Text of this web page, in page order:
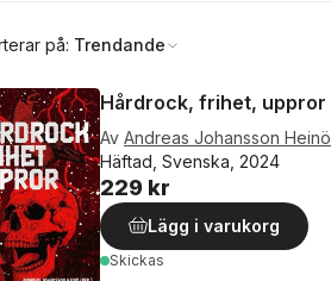
på: Trendande
Hårdrock, frihet, uppror
Av Andreas Johansson Heinö
Häftad, Svenska, 2024
229 kr
Lägg i varukorg
Skickas